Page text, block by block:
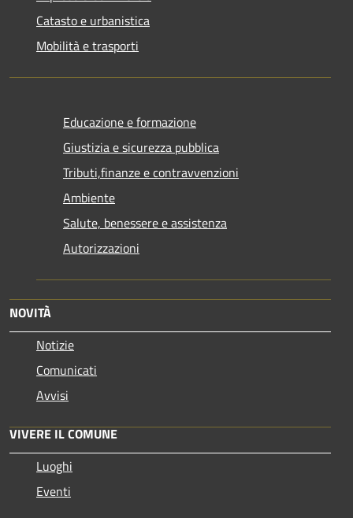
Catasto e urbanistica
Mobilità e trasporti
Educazione e formazione
Giustizia e sicurezza pubblica
Tributi,finanze e contravvenzioni
Ambiente
Salute, benessere e assistenza
Autorizzazioni
NOVITÀ
Notizie
Comunicati
Avvisi
VIVERE IL COMUNE
Luoghi
Eventi